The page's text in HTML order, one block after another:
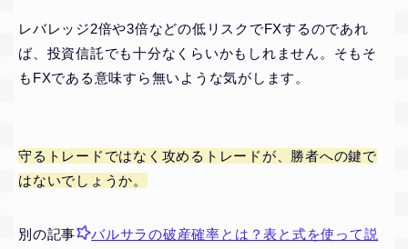
レバレッジ2倍や3倍などの低リスクでFXするのであれ
ば、投資信託でも十分なくらいかもしれません。そもそ
もFXである意味すら無いような気がします。
守るトレードではなく攻めるトレードが、勝者への鍵で
はないでしょうか。
別の記事
バルサラの破産確率とは？表と式を使って説